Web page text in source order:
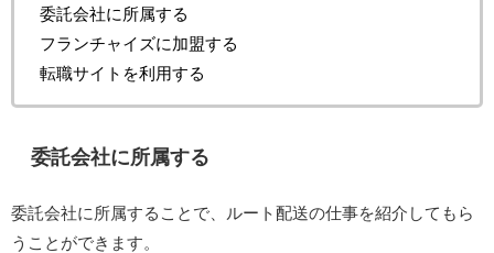
委託会社に所属する
フランチャイズに加盟する
転職サイトを利用する
委託会社に所属する
委託会社に所属することで、ルート配送の仕事を紹介してもら
うことができます。